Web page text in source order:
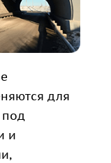
для
под
и